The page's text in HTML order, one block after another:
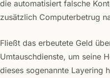
die automatisiert falsche
zusätzlich Computerbetrug
Fließt das erbeutete Geld
Umtauschdienste, um seine
dieses sogenannte Layering